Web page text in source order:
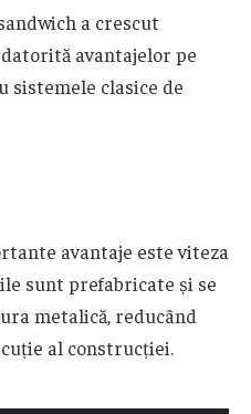
a crescut
avantajelor pe
sistemele clasice de
avantaje este viteza
sunt prefabricate și se
metalică, reducând
al construcției.